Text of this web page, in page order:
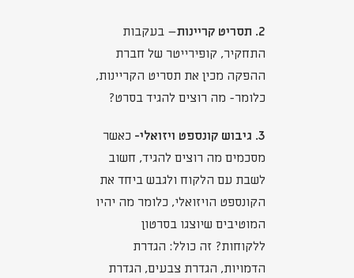
2. תסריט קריינות
– בעקבות
התחקיר, קופירייטר של חברת
ההפקה מכין את תסריט הקריינות,
כלומר- מה רוצים להגיד בסרט?
3. גיבוש קונספט ויזואלי-
כאשר
מסכמים מה רוצים להגיד, חשוב
לשבת עם הלקוח ולגבש ביחד את
הקונספט הויזואלי, כלומר מה יהיו
המוטיבים שיוצגו בסרטון
ללקוחות? זה כולל: הגדרת
הדמויות, הגדרת צבעים, הגדרת